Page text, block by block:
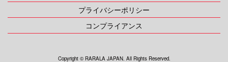
プライバシーポリシー
コンプライアンス
Copyright ©︎ RARALA JAPAN. All Rights Reserved.